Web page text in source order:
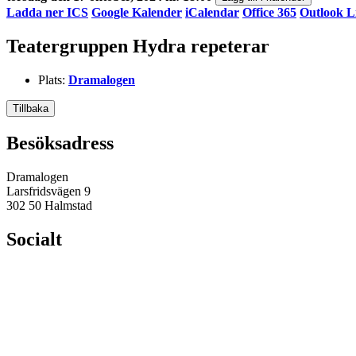
Ladda ner ICS Google Kalender iCalendar Office 365 Outlook
Teatergruppen Hydra repeterar
Plats: Dramalogen
Tillbaka
Besöksadress
Dramalogen
Larsfridsvägen 9
302 50 Halmstad
Socialt